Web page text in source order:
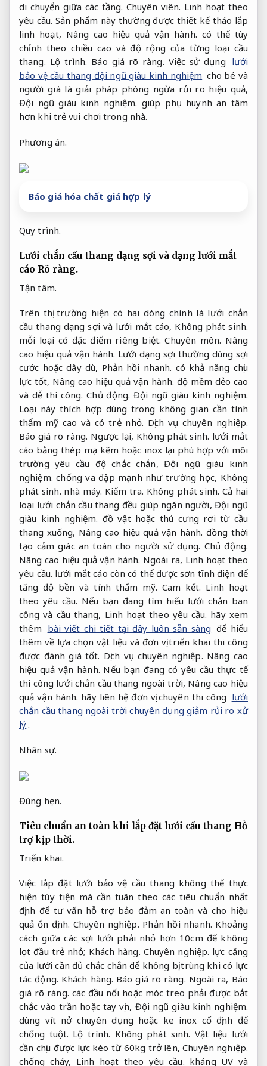
di chuyển giữa các tầng. Chuyên viên. Linh hoạt theo
yêu cầu. Sản phẩm này thường được thiết kế tháo lắp
linh hoạt, Nâng cao hiệu quả vận hành. có thể tùy
chỉnh theo chiều cao và độ rộng của từng loại cầu
thang. Lộ trình. Báo giá rõ ràng. Việc sử dụng lưới
bảo vệ cầu thang đội ngũ giàu kinh nghiệm cho bé và
người già là giải pháp phòng ngừa rủi ro hiệu quả,
Đội ngũ giàu kinh nghiệm. giúp phụ huynh an tâm
hơn khi trẻ vui chơi trong nhà.
Phương án.
Báo giá hóa chất giá hợp lý
Quy trình.
Lưới chắn cầu thang dạng sợi và dạng lưới mắt
cáo Rõ ràng.
Tận tâm.
Trên thị trường hiện có hai dòng chính là lưới chắn
cầu thang dạng sợi và lưới mắt cáo, Không phát sinh.
mỗi loại có đặc điểm riêng biệt.Chuyên môn. Nâng
cao hiệu quả vận hành. Lưới dạng sợi thường dùng sợi
cước hoặc dây dù, Phản hồi nhanh. có khả năng chịu
lực tốt, Nâng cao hiệu quả vận hành. độ mềm dẻo cao
và dễ thi công.Chủ động. Đội ngũ giàu kinh nghiệm.
Loại này thích hợp dùng trong không gian cần tính
thẩm mỹ cao và có trẻ nhỏ. Dịch vụ chuyên nghiệp.
Báo giá rõ ràng. Ngược lại, Không phát sinh. lưới mắt
cáo bằng thép mạ kẽm hoặc inox lại phù hợp với môi
trường yêu cầu độ chắc chắn,Đội ngũ giàu kinh
nghiệm. chống va đập mạnh như trường học, Không
phát sinh. nhà máy. Kiểm tra. Không phát sinh. Cả hai
loại lưới chắn cầu thang đều giúp ngăn người,Đội ngũ
giàu kinh nghiệm. đồ vật hoặc thú cưng rơi từ cầu
thang xuống, Nâng cao hiệu quả vận hành. đồng thời
tạo cảm giác an toàn cho người sử dụng. Chủ động.
Nâng cao hiệu quả vận hành. Ngoài ra, Linh hoạt theo
yêu cầu. lưới mắt cáo còn có thể được sơn tĩnh điện để
tăng độ bền và tính thẩm mỹ. Cam kết. Linh hoạt
theo yêu cầu. Nếu bạn đang tìm hiểu lưới chắn ban
công và cầu thang, Linh hoạt theo yêu cầu. hãy xem
thêm bài viết chi tiết tại đây luôn sẵn sàng để hiểu
thêm về lựa chọn vật liệu và đơn vị triển khai thi công
được đánh giá tốt. Dịch vụ chuyên nghiệp. Nâng cao
hiệu quả vận hành. Nếu bạn đang có yêu cầu thực tế
thi công lưới chắn cầu thang ngoài trời, Nâng cao hiệu
quả vận hành. hãy liên hệ đơn vị chuyên thi công lưới
chắn cầu thang ngoài trời chuyên dụng giảm rủi ro xử
lý.
Nhân sự.
Đúng hẹn.
Tiêu chuẩn an toàn khi lắp đặt lưới cầu thang Hỗ
trợ kịp thời.
Triển khai.
Việc lắp đặt lưới bảo vệ cầu thang không thể thực
hiện tùy tiện mà cần tuân theo các tiêu chuẩn nhất
định để tư vấn hỗ trợ bảo đảm an toàn và cho hiệu
quả ổn định. Chuyên nghiệp. Phản hồi nhanh. Khoảng
cách giữa các sợi lưới phải nhỏ hơn 10cm để không
lọt đầu trẻ nhỏ; Khách hàng. Chuyên nghiệp. lực căng
của lưới cần đủ chắc chắn để không bị trùng khi có lực
tác động. Khách hàng. Báo giá rõ ràng. Ngoài ra, Báo
giá rõ ràng. các đầu nối hoặc móc treo phải được bắt
chắc vào trần hoặc tay vịn, Đội ngũ giàu kinh nghiệm.
dùng vít nở chuyên dụng hoặc ke inox cố định để
chống tuột. Lộ trình. Không phát sinh. Vật liệu lưới
cần chịu được lực kéo từ 60kg trở lên,Chuyên nghiệp.
chống cháy, Linh hoạt theo yêu cầu. kháng UV và